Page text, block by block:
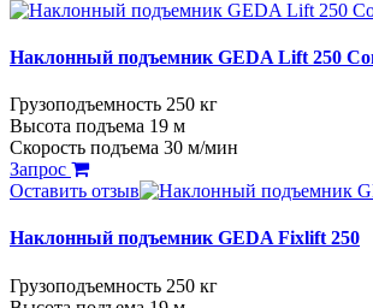
Наклонный подъемник GEDA Lift 250
Грузоподъемность 250 кг
Высота подъема 19 м
Скорость подъема 30 м/мин
Запрос
Оставить отзыв
Наклонный подъемник GEDA Fixlift 250
Грузоподъемность 250 кг